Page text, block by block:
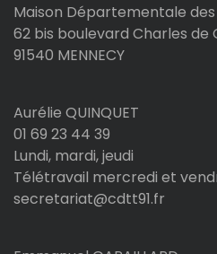
Maison Départementale
62 bis boulevard Charles de
91540 MENNECY
Aurélie QUINQUET
01 69 23 44 39
Lundi, mardi, jeudi
Télétravail mercredi et
secretariat@cdtt91.fr